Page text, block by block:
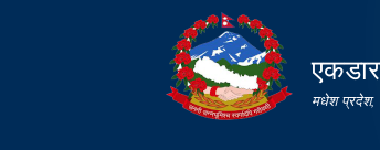
मधेश प्रदेश,